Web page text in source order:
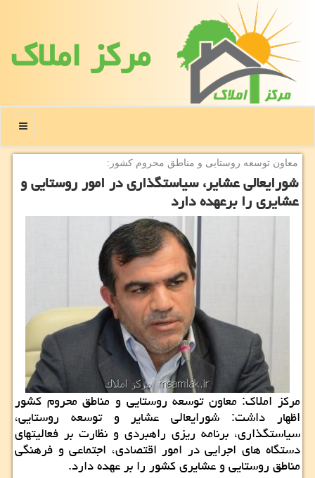
مركز املاك
منو
معاون توسعه روستایی و مناطق محروم كشور:
شورایعالی عشایر، سیاستگذاری در امور روستایی و
عشایری را برعهده دارد
مركز املاك: معاون توسعه روستایی و مناطق محروم كشور
اظهار داشت: شورایعالی عشایر و توسعه روستایی،
سیاستگذاری، برنامه ریزی راهبردی و نظارت بر فعالیتهای
دستگاه های اجرایی در امور اقتصادی، اجتماعی و فرهنگی
مناطق روستایی و عشایری كشور را بر عهده دارد.